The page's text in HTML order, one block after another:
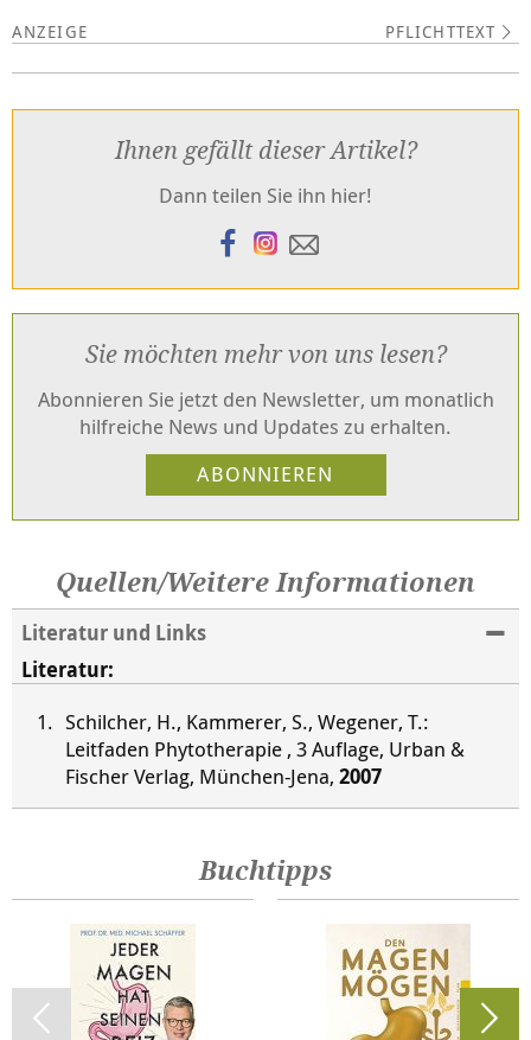
PFLICHTTEXT
Ihnen gefällt dieser Artikel?
Dann teilen Sie ihn hier!
Sie möchten mehr von uns lesen?
Abonnieren Sie jetzt den Newsletter, um monatlich
hilfreiche News und Updates zu erhalten.
Quellen/Weitere Informationen
Literatur und Links
Literatur:
Schilcher, H., Kammerer, S., Wegener, T.:
Leitfaden Phytotherapie , 3 Auflage, Urban &
Fischer Verlag, München-Jena, 2007
Buchtipps